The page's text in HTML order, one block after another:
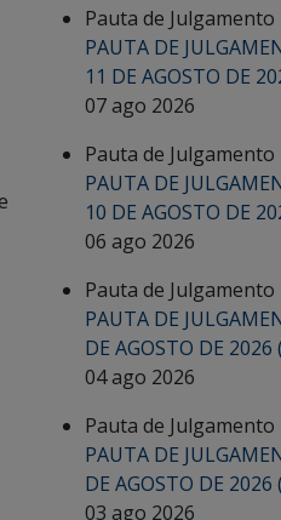
Pauta de Julgamento
PAUTA DE
11 DE AGOSTO DE
07 ago 2026
Pauta de Julgamento
PAUTA DE
10 DE AGOSTO DE
06 ago 2026
Pauta de Julgamento
PAUTA DE
DE AGOSTO DE
04 ago 2026
Pauta de Julgamento
PAUTA DE
DE AGOSTO DE 2026
03 ago 2026